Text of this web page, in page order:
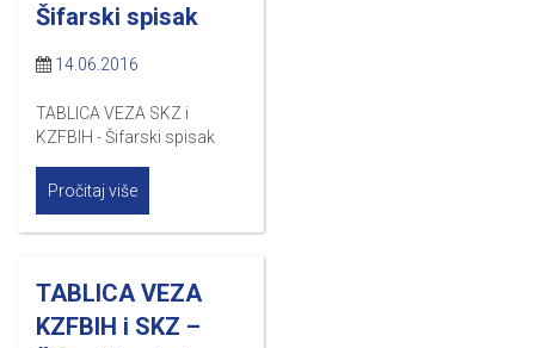
Šifarski spisak
14.06.2016
TABLICA VEZA SKZ i
KZFBIH - Šifarski spisak
Pročitaj više
TABLICA VEZA
KZFBIH i SKZ –